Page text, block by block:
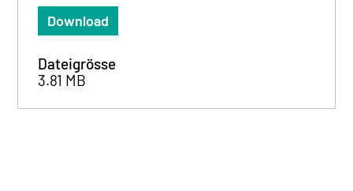
Download
Dateigrösse
3.81 MB